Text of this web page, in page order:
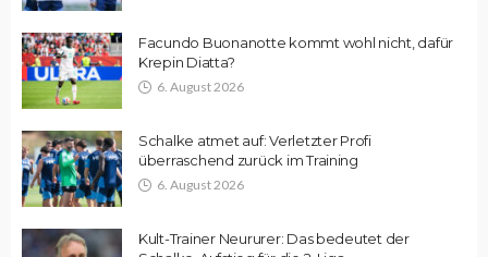
Facundo Buonanotte kommt wohl nicht, dafür
Krepin Diatta?
6. August 2026
Schalke atmet auf: Verletzter Profi
überraschend zurück im Training
6. August 2026
Kult-Trainer Neururer: Das bedeutet der